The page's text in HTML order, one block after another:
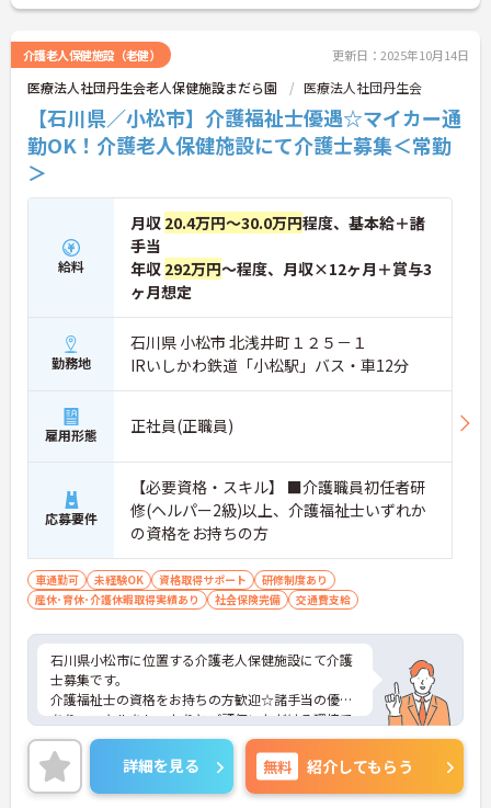
介護老人保健施設（老健） 更新日：2025年10月14日
医療法人社団丹生会老人保健施設まだら園 医療法人社団丹生会
【石川県／小松市】介護福祉士優遇☆マイカー通
勤OK！介護老人保健施設にて介護士募集＜常勤
＞
給料
月収 20.4万円～30.0万円程度、基本給＋諸
手当
年収 292万円～程度、月収×12ヶ月＋賞与3
ヶ月想定
勤務地
石川県 小松市 北浅井町１２５－１
IRいしかわ鉄道「小松駅」バス・車12分
雇用形態 正社員(正職員)
応募要件
【必要資格・スキル】 ■介護職員初任者研
修(ヘルパー2級)以上、介護福祉士いずれか
の資格をお持ちの方
車通勤可 未経験OK 資格取得サポート
研修制度あり
産休･育休･介護休暇取得実績あり
社会保険完備 交通費支給
石川県小松市に位置する介護老人保健施設にて介護
士募集です。
介護福祉士の資格をお持ちの方歓迎☆諸手当の優遇
あり、スキルをしっかりとご評価いただける環境で
す。
ご興味のある方には、面接対策ポイントなど、さら
に詳細をお話いたしますので、お気軽にご相談くだ
さい。
詳細を見る 無料 紹介してもらう